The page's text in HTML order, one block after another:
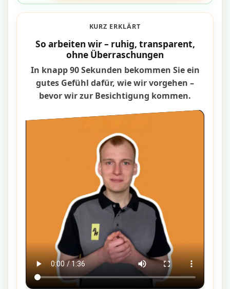
KURZ ERKLÄRT
So arbeiten wir – ruhig, transparent,
ohne Überraschungen
In knapp 90 Sekunden bekommen Sie ein
gutes Gefühl dafür, wie wir vorgehen –
bevor wir zur Besichtigung kommen.